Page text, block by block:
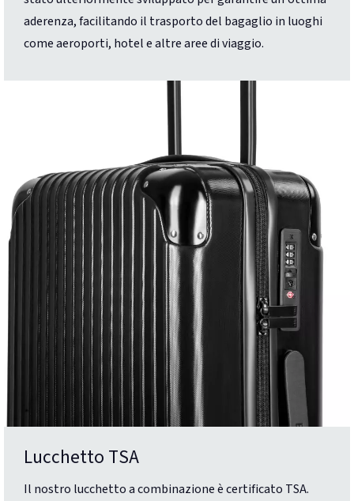
aderenza, facilitando il trasporto del bagaglio in luoghi
come aeroporti, hotel e altre aree di viaggio.
Lucchetto TSA
Il nostro lucchetto a combinazione è certificato TSA.